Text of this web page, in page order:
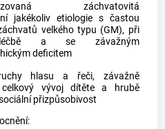
záchvatovitá
jakékoliv etiologie s častou
velkého typu (GM), při
a se závažným
deficitem
hlasu a řeči, závažně
celkový vývoj dítěte a hrubě
přizpůsobivost